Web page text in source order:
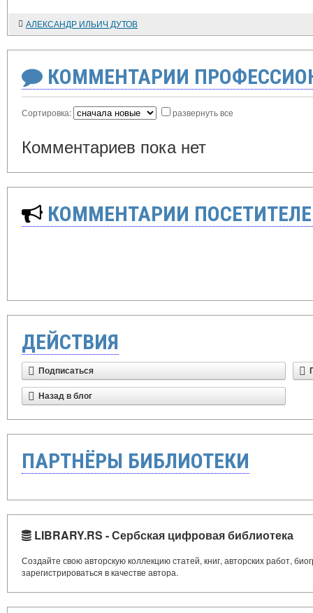
АЛЕКСАНДР ИЛЬИЧ ДУТОВ
КОММЕНТАРИИ
Сортировка: развернуть все
Комментариев пока нет
КОММЕНТАРИИ
ДЕЙСТВИЯ
Подписаться
Назад в блог
ПАРТНЁРЫ БИБЛИОТЕКИ
LIBRARY.RS - Сербская цифровая библиотека
Создайте свою авторскую коллекцию статей, книг, авторских работ,
зарегистрироваться в качестве автора.